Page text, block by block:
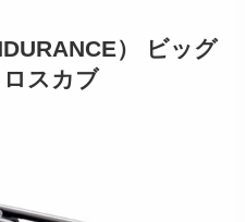
） ビッグ
スカブ